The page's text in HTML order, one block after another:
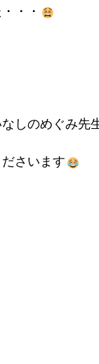
・・
しのめぐみ先
さいます